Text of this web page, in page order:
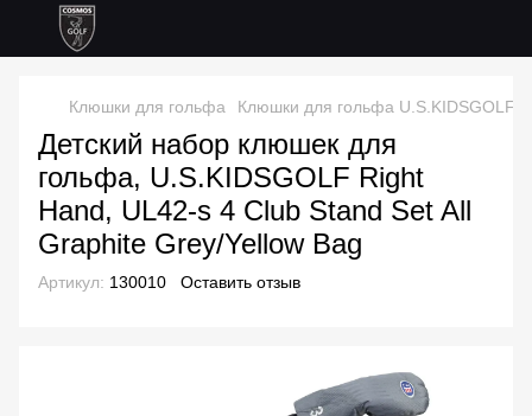
Клюшки для гольфа Клюшки для гольфа U.S.KIDSGOLF
Детский набор клюшек для
гольфа, U.S.KIDSGOLF Right
Hand, UL42-s 4 Club Stand Set All
Graphite Grey/Yellow Bag
Артикул: 130010 Оставить отзыв